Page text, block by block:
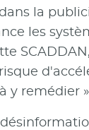
la
les
y remédier